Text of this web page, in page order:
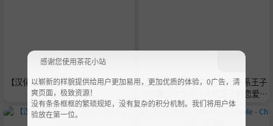
【汉化漫画】[はらへら] 僕がお持ち
帰りされた話
【汉化漫画】[青丸夏々] モテ系王子
の恋愛コマンド︱人气王子的恋爱指
令 [Chinese][全1卷]
感谢您使用茶花小站
以崭新的样貌提供给用户更加易用，更加优质的体验，0广告，清
爽页面，极致资源！
没有条条框框的繁琐规矩，没有复杂的积分机制。我们将用户体
验放在第一位。